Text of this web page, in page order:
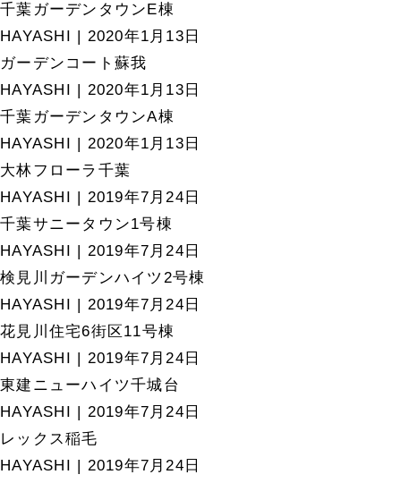
千葉ガーデンタウンE棟
HAYASHI
2020年1月13日
ガーデンコート蘇我
HAYASHI
2020年1月13日
千葉ガーデンタウンA棟
HAYASHI
2020年1月13日
大林フローラ千葉
HAYASHI
2019年7月24日
千葉サニータウン1号棟
HAYASHI
2019年7月24日
検見川ガーデンハイツ2号棟
HAYASHI
2019年7月24日
花見川住宅6街区11号棟
HAYASHI
2019年7月24日
東建ニューハイツ千城台
HAYASHI
2019年7月24日
レックス稲毛
HAYASHI
2019年7月24日